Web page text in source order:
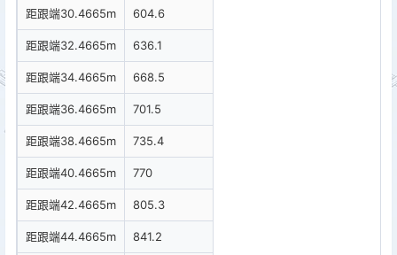
距跟端30.4665m 604.6
距跟端32.4665m 636.1
距跟端34.4665m 668.5
距跟端36.4665m 701.5
距跟端38.4665m 735.4
距跟端40.4665m 770
距跟端42.4665m 805.3
距跟端44.4665m 841.2